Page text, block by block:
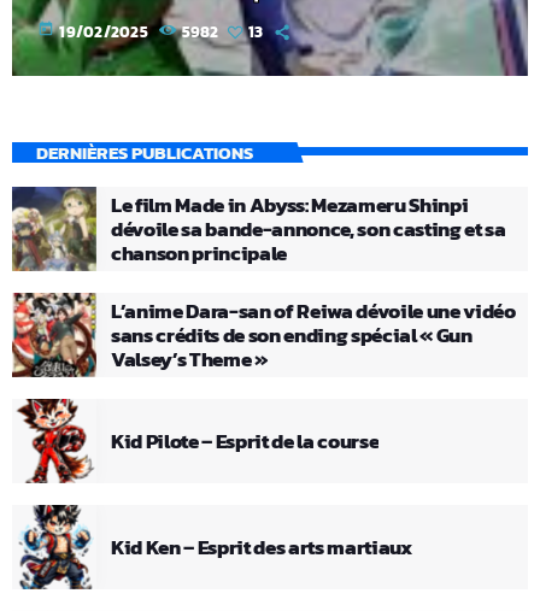
today 19/02/2025 5982 13
DERNIÈRES PUBLICATIONS
Le film Made in Abyss: Mezameru Shinpi
dévoile sa bande-annonce, son casting et sa
chanson principale
L’anime Dara-san of Reiwa dévoile une vidéo
sans crédits de son ending spécial « Gun
Valsey’s Theme »
Kid Pilote – Esprit de la course
Kid Ken – Esprit des arts martiaux